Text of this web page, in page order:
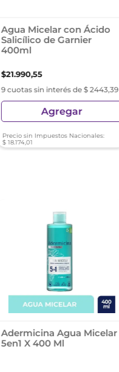
Agua Micelar con Ácido
Salicílico de Garnier
400ml
$21.990,55
9 cuotas sin interés de $ 2443,39
Agregar
Precio sin Impuestos Nacionales:
$ 18.174,01
Adermicina Agua Micelar
5en1 X 400 Ml